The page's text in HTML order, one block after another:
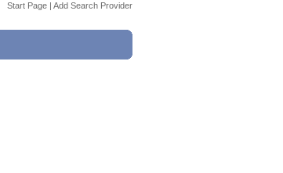
Start Page | Add Search Provider